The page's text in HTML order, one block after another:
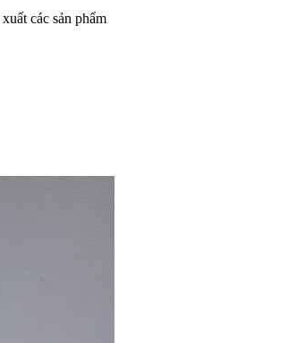
các sản phẩm